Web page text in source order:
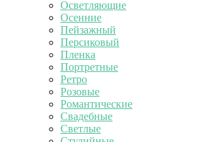
Осветляющие
Осенние
Пейзажный
Персиковый
Пленка
Портретные
Ретро
Розовые
Романтические
Свадебные
Светлые